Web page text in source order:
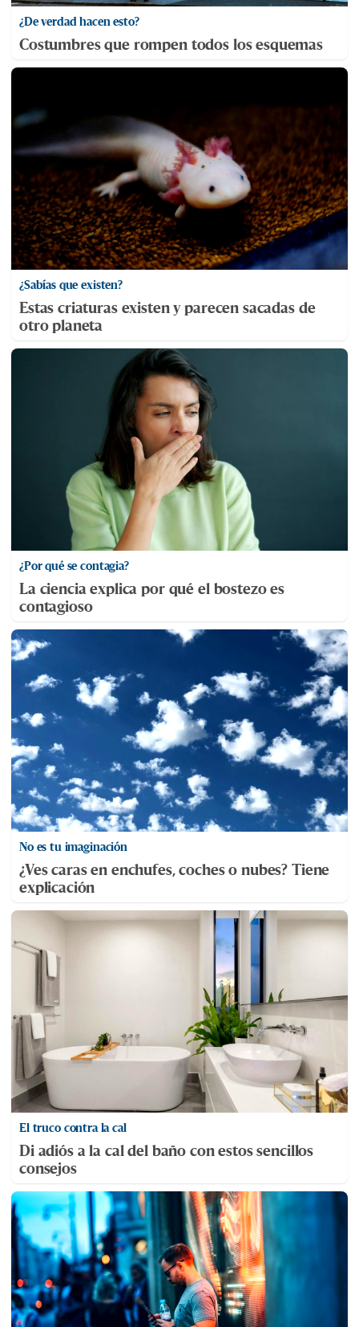
¿De verdad hacen esto?
Costumbres que rompen todos los esquemas
¿Sabías que existen?
Estas criaturas existen y parecen sacadas de
otro planeta
¿Por qué se contagia?
La ciencia explica por qué el bostezo es
contagioso
No es tu imaginación
¿Ves caras en enchufes, coches o nubes? Tiene
explicación
El truco contra la cal
Di adiós a la cal del baño con estos sencillos
consejos